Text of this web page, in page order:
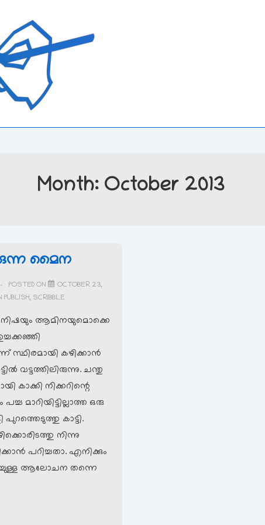
Month: October 2013
മൈന
POSTED ON
OCTOBER 23,
PUBLISH, SCRIBBLE
നിഷയും ആമിനയുമൊക്കെ
സ്ഥിരമായി കഴിക്കാന്‍
വട്ടത്തിലിരുന്നു. ചന്തു
കാക്കി നിക്കറിന്റെ
മാറിയിട്ടില്ലാത്ത ഒരു
കാട്ടി.
നിന്നു
പറിച്ചതാ. എനിക്കും
ആലോചന തന്നെ